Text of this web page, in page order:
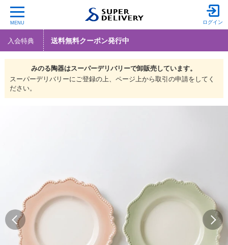
MENU ログイン
入会特典 送料無料クーポン発行中
みのる陶器はスーパーデリバリーで卸販売しています。
スーパーデリバリーにご登録の上、ページ上から取引の申請をしてく
ださい。